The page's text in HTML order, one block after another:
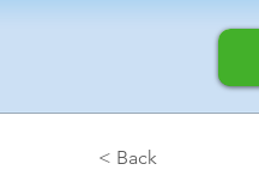
< Back